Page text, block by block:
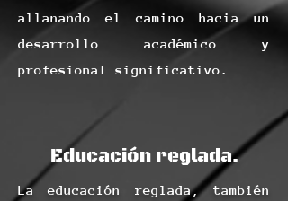
allanando el camino hacia un
desarrollo académico y
profesional significativo.
Educación reglada.
La educación reglada, también